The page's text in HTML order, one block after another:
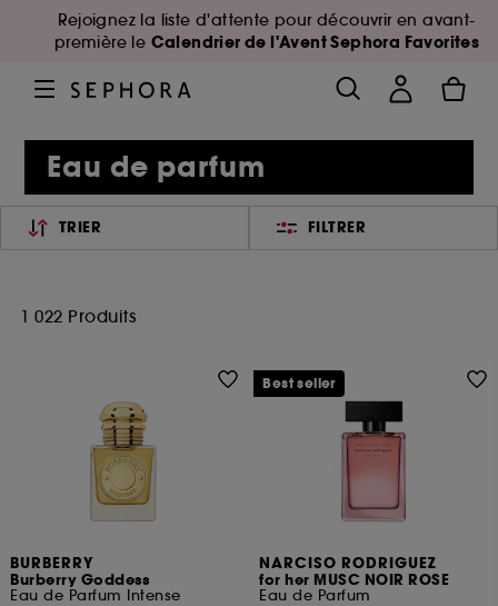
Rejoignez la liste d'attente pour découvrir en avant-
première le Calendrier de l'Avent Sephora Favorites
Eau de parfum
TRIER FILTRER
1 022 Produits
BURBERRY
Burberry Goddess
Eau de Parfum Intense
NARCISO RODRIGUEZ
for her MUSC NOIR ROSE
Eau de Parfum
Best seller